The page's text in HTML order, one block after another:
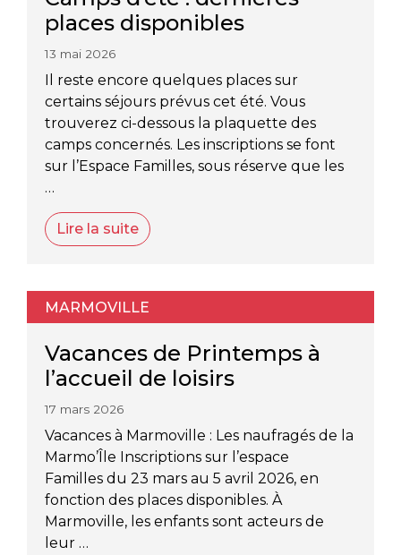
places disponibles
13 mai 2026
Il reste encore quelques places sur
certains séjours prévus cet été. Vous
trouverez ci-dessous la plaquette des
camps concernés. Les inscriptions se font
sur l’Espace Familles, sous réserve que les
…
Lire la suite
MARMOVILLE
Vacances de Printemps à
l’accueil de loisirs
17 mars 2026
Vacances à Marmoville : Les naufragés de la
Marmo’Île Inscriptions sur l’espace
Familles du 23 mars au 5 avril 2026, en
fonction des places disponibles. À
Marmoville, les enfants sont acteurs de
leur …